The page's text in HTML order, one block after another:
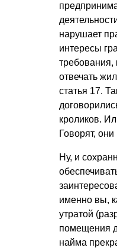
нарушает
интересы
отвечать
статья 17.
кроликов.
Говорят,
Ну, и
именно вы,
утратой
помещения
найма